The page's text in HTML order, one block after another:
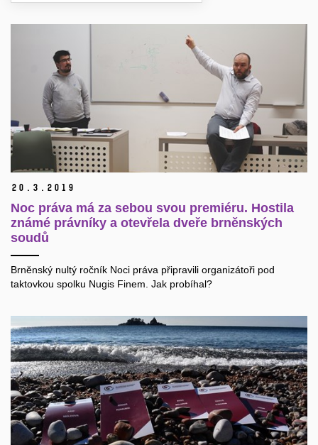
20. 3. 2019
Noc práva má za sebou svou premiéru. Hostila
známé právníky a otevřela dveře brněnských
soudů
Brněnský nultý ročník Noci práva připravili organizátoři pod
taktovkou spolku Nugis Finem. Jak probíhal?